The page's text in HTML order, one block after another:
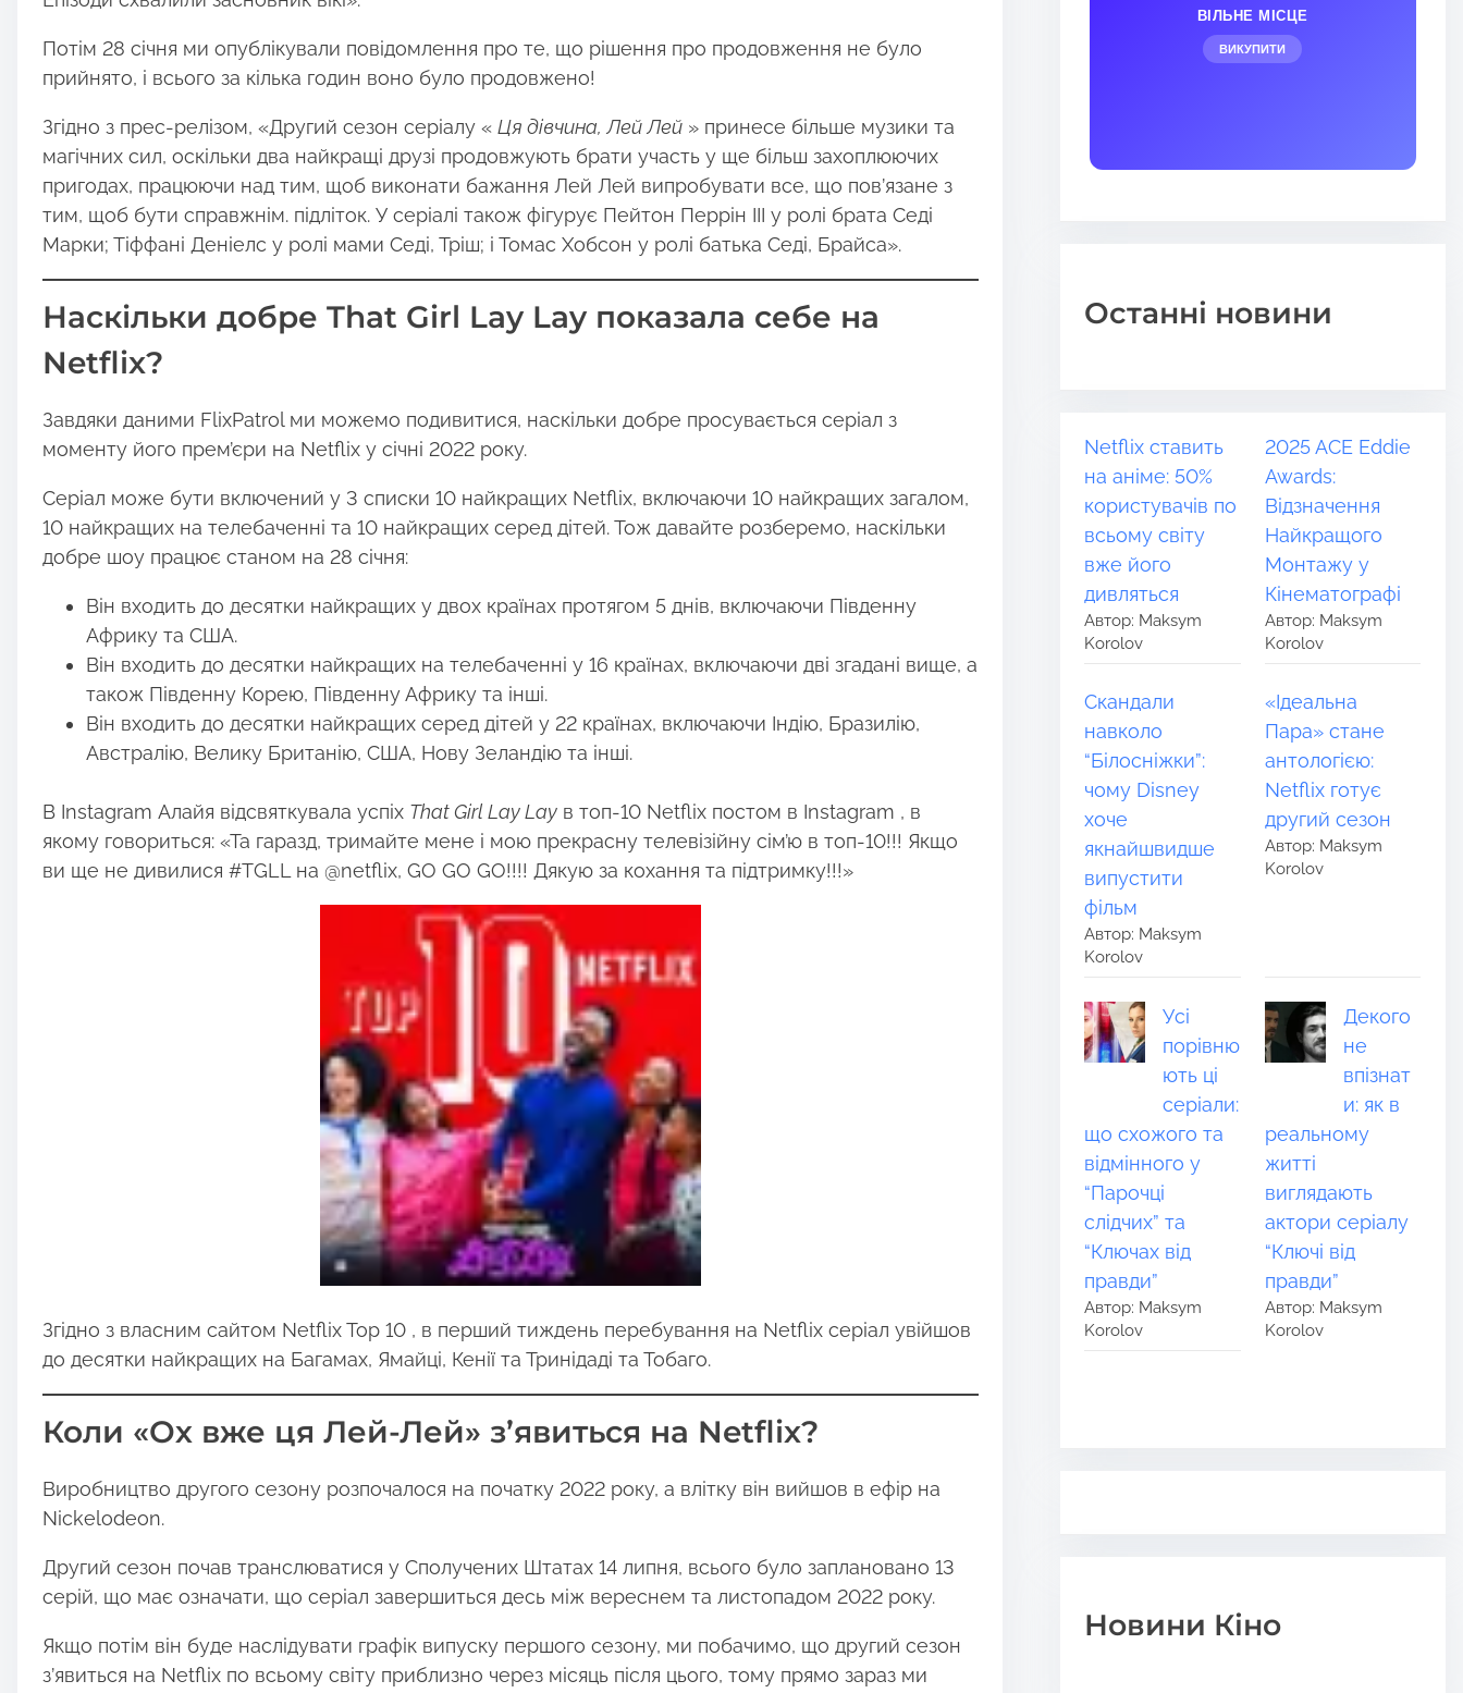
Потім 28 січня ми опублікували повідомлення про те, що рішення про продовження не було
прийнято, і всього за кілька годин воно було продовжено!
Згідно з прес-релізом, «Другий сезон серіалу « Ця дівчина, Лей Лей» принесе більше музики та
магічних сил, оскільки два найкращі друзі продовжують брати участь у ще більш захоплюючих
пригодах, працюючи над тим, щоб виконати бажання Лей Лей випробувати все, що пов’язане з
тим, щоб бути справжнім. підліток. У серіалі також фігурує Пейтон Перрін III у ролі брата Седі
Марки; Тіффані Деніелс у ролі мами Седі, Тріш; і Томас Хобсон у ролі батька Седі, Брайса».
Наскільки добре That Girl Lay Lay показала себе на
Netflix?
Завдяки даними FlixPatrol ми можемо подивитися, наскільки добре просувається серіал з
моменту його прем’єри на Netflix у січні 2022 року.
Серіал може бути включений у 3 списки 10 найкращих Netflix, включаючи 10 найкращих загалом,
10 найкращих на телебаченні та 10 найкращих серед дітей. Тож давайте розберемо, наскільки
добре шоу працює станом на 28 січня:
Він входить до десятки найкращих у двох країнах протягом 5 днів, включаючи Південну
Африку та США.
Він входить до десятки найкращих на телебаченні у 16 ​​країнах, включаючи дві згадані вище, а
також Південну Корею, Південну Африку та інші.
Він входить до десятки найкращих серед дітей у 22 країнах, включаючи Індію, Бразилію,
Австралію, Велику Британію, США, Нову Зеландію та інші.
В Instagram Алайя відсвяткувала успіх That Girl Lay Layв топ-10 Netflix постом в Instagram , в
якому говориться: «Та гаразд, тримайте мене і мою прекрасну телевізійну сім’ю в топ-10!!! Якщо
ви ще не дивилися #TGLL на @netflix, GO GO GO!!!! Дякую за кохання та підтримку!!!»
Згідно з власним сайтом Netflix Top 10 , в перший тиждень перебування на Netflix серіал увійшов
до десятки найкращих на Багамах, Ямайці, Кенії та Тринідаді та Тобаго.
Коли «Ох вже ця Лей-Лей» з’явиться на Netflix?
Виробництво другого сезону розпочалося на початку 2022 року, а влітку він вийшов в ефір на
Nickelodeon.
Другий сезон почав транслюватися у Сполучених Штатах 14 липня, всього було заплановано 13
серій, що має означати, що серіал завершиться десь між вереснем та листопадом 2022 року.
Якщо потім він буде наслідувати графік випуску першого сезону, ми побачимо, що другий сезон
з’явиться на Netflix по всьому світу приблизно через місяць після цього, тому прямо зараз ми
ВІЛЬНЕ МІСЦЕ
ВИКУПИТИ
Останні новини
Netflix ставить
на аніме: 50%
користувачів по
всьому світу
вже його
дивляться
Автор: Maksym
Korolov
2025 ACE Eddie
Awards:
Відзначення
Найкращого
Монтажу у
Кінематографі
Автор: Maksym
Korolov
Скандали
навколо
“Білосніжки”:
чому Disney
хоче
якнайшвидше
випустити
фільм
Автор: Maksym
Korolov
«Ідеальна
Пара» стане
антологією:
Netflix готує
другий сезон
Автор: Maksym
Korolov
Усі
порівню
ють ці
серіали:
що схожого та
відмінного у
“Парочці
слідчих” та
“Ключах від
правди”
Автор: Maksym
Korolov
Декого
не
впізнат
и: як в
реальному
житті
виглядають
актори серіалу
“Ключі від
правди”
Автор: Maksym
Korolov
Новини Кіно